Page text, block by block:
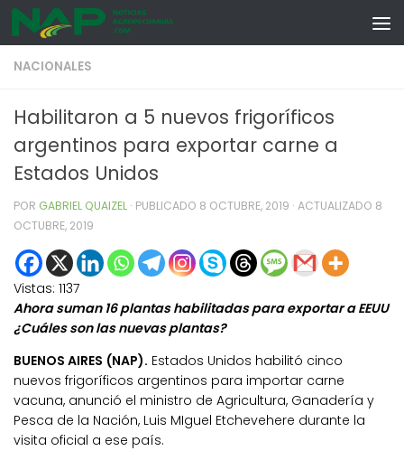
Skip to content
NACIONALES
Habilitaron a 5 nuevos frigoríficos
argentinos para exportar carne a
Estados Unidos
POR GABRIEL QUAIZEL · PUBLICADO 8 OCTUBRE, 2019 · ACTUALIZADO 8
OCTUBRE, 2019
Vistas: 1137
Ahora suman 16 plantas habilitadas para exportar a EEUU
¿Cuáles son las nuevas plantas?
BUENOS AIRES (NAP). Estados Unidos habilitó cinco
nuevos frigoríficos argentinos para importar carne
vacuna, anunció el ministro de Agricultura, Ganadería y
Pesca de la Nación, Luis MIguel Etchevehere durante la
visita oficial a ese país.